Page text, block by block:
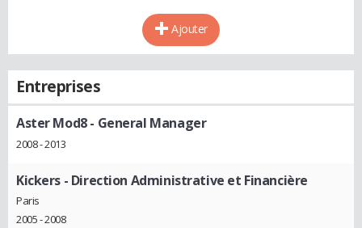
Ajouter
Entreprises
Aster Mod8- General Manager
2008 - 2013
Kickers - Direction Administrative et Financière
Paris
2005 - 2008